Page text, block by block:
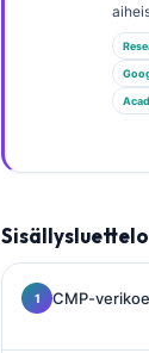
Sisällysluettelo
CMP-